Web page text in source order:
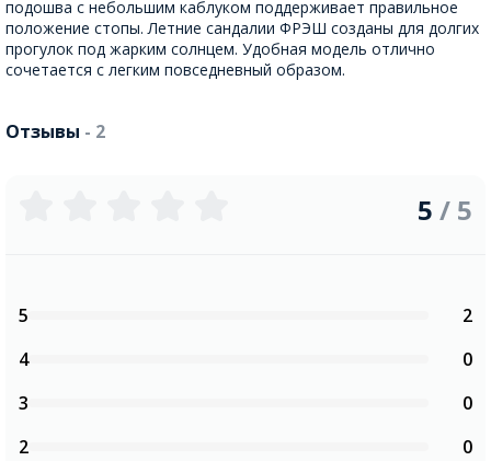
подошва с небольшим каблуком поддерживает правильное
положение стопы. Летние сандалии ФРЭШ созданы для долгих
прогулок под жарким солнцем. Удобная модель отлично
сочетается с легким повседневный образом.
Отзывы - 2
5 / 5
5
2
4
0
3
0
2
0